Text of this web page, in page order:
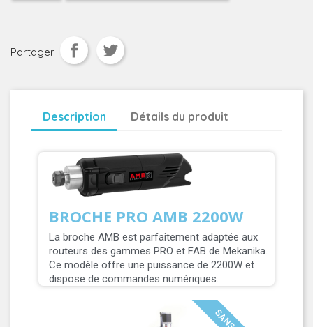
Partager
Description Détails du produit
BROCHE PRO AMB 2200W
La broche AMB est parfaitement adaptée aux
routeurs des gammes PRO et FAB de Mekanika.
Ce modèle offre une puissance de 2200W et
dispose de commandes numériques.